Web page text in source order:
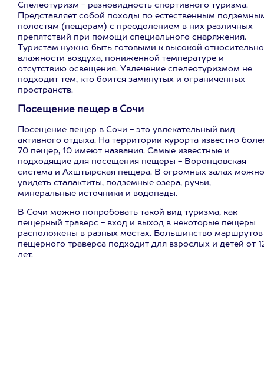
Спелеотуризм - разновидность спортивного туризма.
Представляет собой походы по естественным
полостям (пещерам) с преодолением в них различных
препятствий при помощи специального снаряжения.
Туристам нужно быть готовыми к высокой
влажности воздуха, пониженной температуре и
отсутствию освещения. Увлечение спелеотуризмом не
подходит тем, кто боится замкнутых и ограниченных
пространств.
Посещение пещер в Сочи
Посещение пещер в Сочи - это увлекательный вид
активного отдыха. На территории курорта известно
70 пещер, 10 имеют названия. Самые известные и
подходящие для посещения пещеры - Воронцовская
система и Ахштырская пещера. В огромных залах можно
увидеть сталактиты, подземные озера, ручьи,
минеральные источники и водопады.
В Сочи можно попробовать такой вид туризма, как
пещерный траверс - вход и выход в некоторые пещеры
расположены в разных местах. Большинство маршрутов
пещерного траверса подходит для взрослых и детей от
лет.